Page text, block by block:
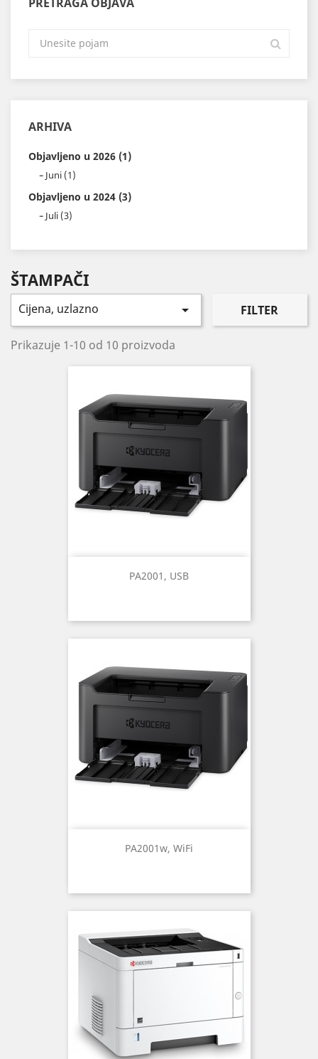
ARHIVA
Objavljeno u 2026 (1)
Juni (1)
Objavljeno u 2024 (3)
Juli (3)
ŠTAMPAČI
Cijena, uzlazno  FILTER
Prikazuje 1-10 od 10 proizvoda
PA2001, USB
PA2001w, WiFi